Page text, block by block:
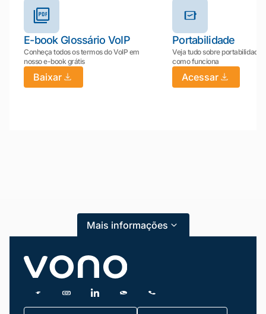
E-book Glossário VoIP
Conheça todos os termos do VoIP em
nosso e-book grátis
Baixar
Portabilidade
Veja tudo sobre portabilidade:
como funciona
Acessar
Mais informações